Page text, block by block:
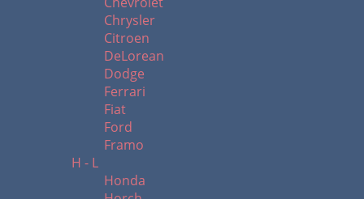
Chrysler
Citroen
DeLorean
Dodge
Ferrari
Fiat
Ford
Framo
H - L
Honda